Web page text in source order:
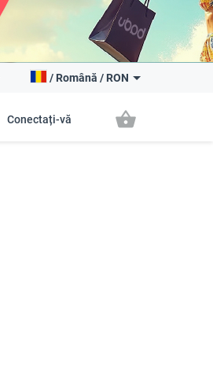
/ Română / RON
Conectați-vă shopping_basket